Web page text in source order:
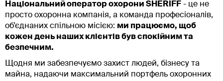
Національний оператор охорони SHERIFF - це не
просто охоронна компанія, а команда професіоналів,
об'єднаних спільною місією: ми працюємо, щоб
кожен день наших клієнтів був спокійним та
безпечним.
Щодня ми забезпечуємо захист людей, бізнесу та
майна, надаючи максимальний портфель охоронних